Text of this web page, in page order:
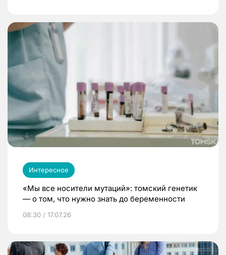
Интересное
«Мы все носители мутаций»: томский генетик
— о том, что нужно знать до беременности
08:30 / 17.07.26